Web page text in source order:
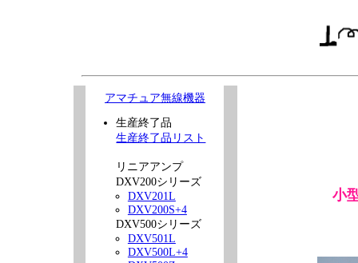
アマチュア無線機器
生産終了品
生産終了品リスト
リニアアンプ
DXV200シリーズ
DXV201L
DXV200S+4
DXV500シリーズ
DXV501L
DXV500L+4
小